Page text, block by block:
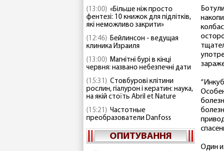
(13:00) «Більше ніж просто
фентезі: 10 книжок для підлітків,
які неможливо закрити»
(12:46) Бейлинсон - ведущая
клиника Израиля
(13:00) Магнітні бурі в кінці
червня: названо небезпечні дати
(15:31) Стовбурові клітини
рослин, гіалурон і кератин: наука,
на якій стоїть Abril et Nature
(15:21) Частотные
преобразователи Danfoss
ОПИТУВАННЯ
Один